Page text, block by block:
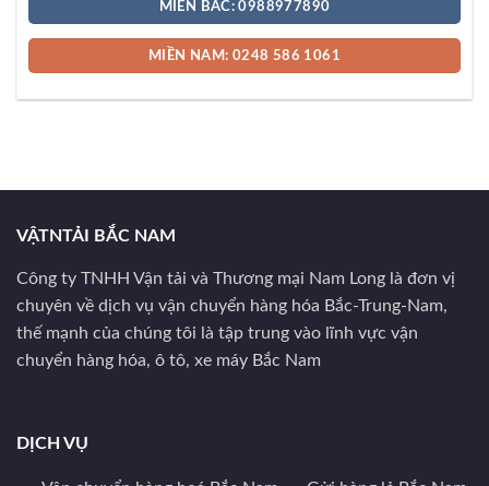
MIỀN BẮC: 0988977890
MIỀN NAM: 0248 586 1061
VẬTNTẢI BẮC NAM
Công ty TNHH Vận tải và Thương mại Nam Long là đơn vị
chuyên về dịch vụ vận chuyển hàng hóa Bắc-Trung-Nam,
thế mạnh của chúng tôi là tập trung vào lĩnh vực vận
chuyển hàng hóa, ô tô, xe máy Bắc Nam
DỊCH VỤ